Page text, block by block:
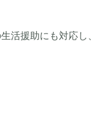
活援助にも対応し